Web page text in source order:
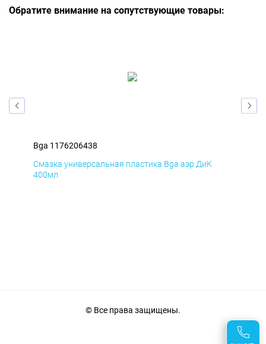
Обратите внимание на сопутствующие товары:
Bga 1176206438
Смазка универсальная пластика Bga аэр ДиК
400мл
© Все права защищены.